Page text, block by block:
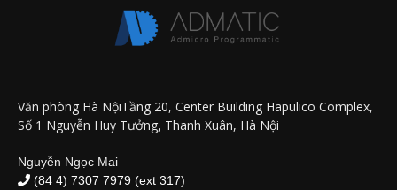
Văn phòng Hà NộiTầng 20, Center Building Hapulico Complex,
Số 1 Nguyễn Huy Tưởng, Thanh Xuân, Hà Nội
Nguyễn Ngọc Mai
(84 4) 7307 7979 (ext 317)